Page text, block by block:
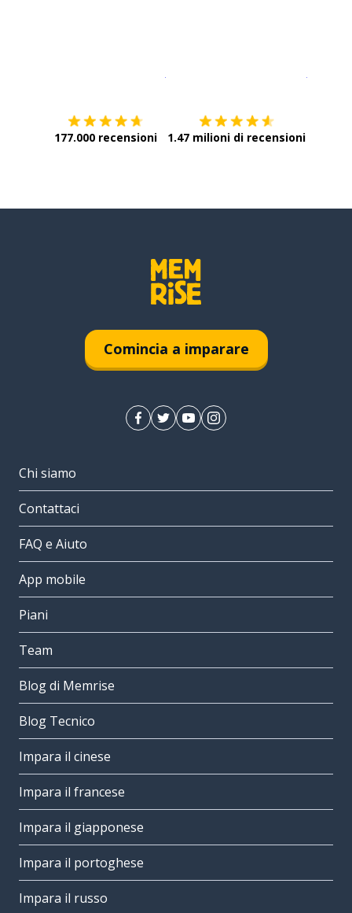
177.000 recensioni 1.47 milioni di recensioni
Comincia a imparare
Chi siamo
Contattaci
FAQ e Aiuto
App mobile
Piani
Team
Blog di Memrise
Blog Tecnico
Impara il cinese
Impara il francese
Impara il giapponese
Impara il portoghese
Impara il russo